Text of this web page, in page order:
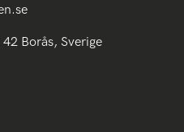
Borås, Sverige